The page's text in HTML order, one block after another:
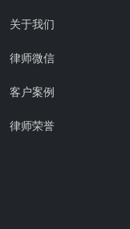
关于我们
律师微信
客户案例
律师荣誉